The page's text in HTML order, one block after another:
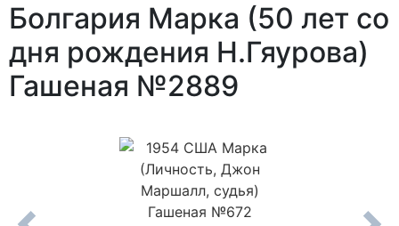
Болгария Марка (50 лет со
дня рождения Н.Гяурова)
Гашеная №2889